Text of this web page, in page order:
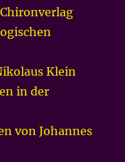
Klein
in der
von Johannes